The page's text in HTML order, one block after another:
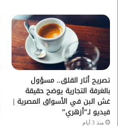
تصريح أثار القلق.. مسؤول
بالغرفة التجارية يوضح حقيقة
غش البن في الأسواق المصرية |
فيديو لـ”أزهري”
منذ 3 أيام